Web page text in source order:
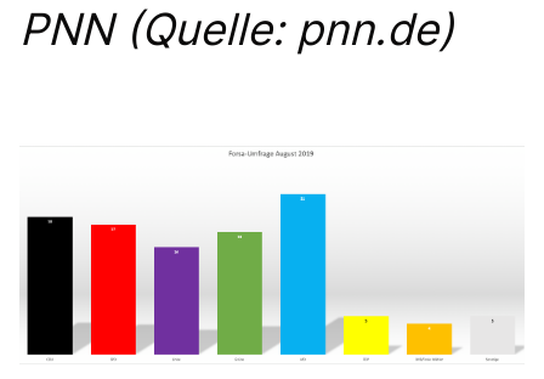
Anträge CDU
Kleine Anfragen
CDU Brandenburg
CDU Potsdam
PNN (Quelle: pnn.de)